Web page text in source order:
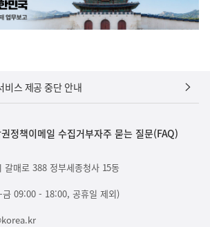
비스 제공 중단 안내
정책이메일 수집거부자주 묻는 질문(FAQ)
갈매로 388 정부세종청사 15동
09:00 - 18:00, 공휴일 제외)